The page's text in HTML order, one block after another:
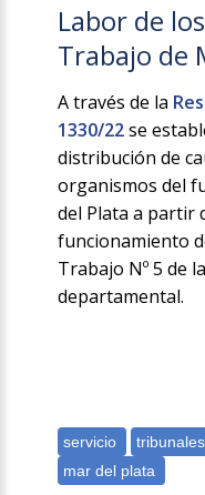
Labor de
Trabajo de
A través de la
1330/22se
distribución de
organismos del
del Plata a partir
funcionamiento
Trabajo Nº 5 de
departamental.